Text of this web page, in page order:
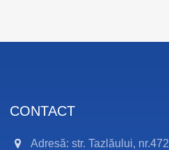
CONTACT
Adresă: str. Tazlăului, nr.472